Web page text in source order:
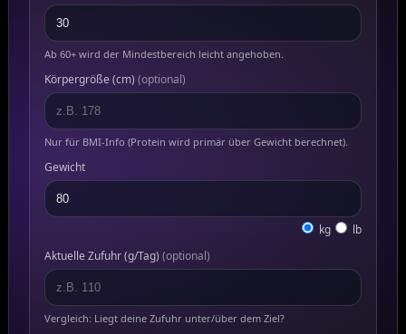
Ab 60+ wird der Mindestbereich leicht angehoben.
Körpergröße (cm) (optional)
Nur für BMI-Info (Protein wird primär über Gewicht berechnet).
Gewicht
kg
lb
Aktuelle Zufuhr (g/Tag) (optional)
Vergleich: Liegt deine Zufuhr unter/über dem Ziel?